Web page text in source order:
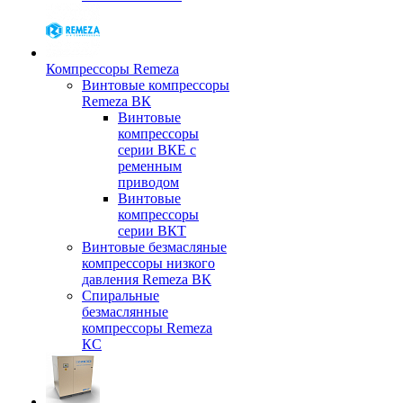
Компрессоры Remeza
Винтовые компрессоры
Remeza ВК
Винтовые
компрессоры
серии ВКЕ с
ременным
приводом
Винтовые
компрессоры
серии ВКТ
Винтовые безмасляные
компрессоры низкого
давления Remeza ВК
Спиральные
безмаслянные
компрессоры Remeza
КС